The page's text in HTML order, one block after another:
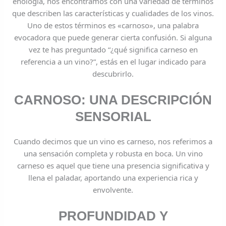
que describen las características y cualidades de los vinos.
Uno de estos términos es «carnoso», una palabra
evocadora que puede generar cierta confusión. Si alguna
vez te has preguntado “¿qué significa carneso en
referencia a un vino?”, estás en el lugar indicado para
descubrirlo.
CARNOSO: UNA DESCRIPCIÓN
SENSORIAL
Cuando decimos que un vino es carneso, nos referimos a
una sensación completa y robusta en boca. Un vino
carneso es aquel que tiene una presencia significativa y
llena el paladar, aportando una experiencia rica y
envolvente.
PROFUNDIDAD Y